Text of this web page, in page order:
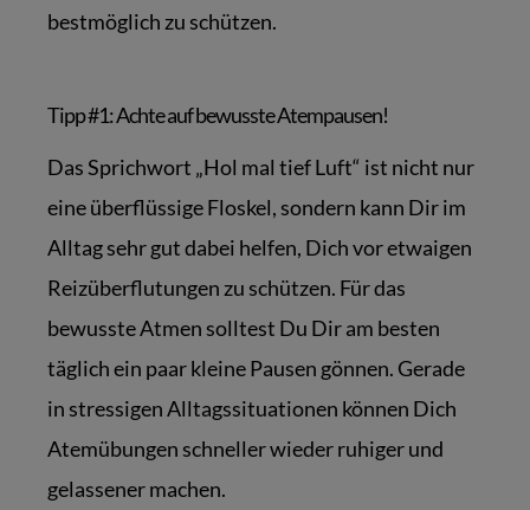
bestmöglich zu schützen.
Tipp #1: Achte auf bewusste Atempausen!
Das Sprichwort „Hol mal tief Luft“ ist nicht nur
eine überflüssige Floskel, sondern kann Dir im
Alltag sehr gut dabei helfen, Dich vor etwaigen
Reizüberflutungen zu schützen. Für das
bewusste Atmen solltest Du Dir am besten
täglich ein paar kleine Pausen gönnen. Gerade
in stressigen Alltagssituationen können Dich
Atemübungen schneller wieder ruhiger und
gelassener machen.